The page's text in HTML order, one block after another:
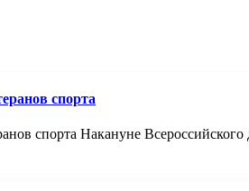
спорта
спорта Накануне